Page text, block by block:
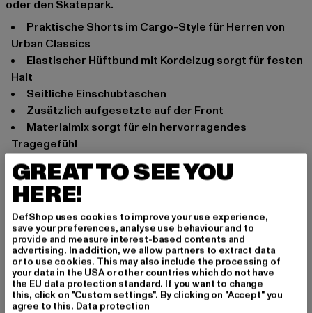
oder den Skatepark.
Praktische Shorts im Cargo-Style für Herren von
Urban Classics
Elastischer Hüftbund mit Kordelzug sorgt für festen
Halt
Seitliche Einschubtaschen
Zusätzlich aufgesetzte auf der Front
Materialmix sorgt für ein hervorragendes
Tragegefühl
Normale Passform
Anlass: Street, Alltag, Freizeit, Casual
Marke: Urban Classics
Kat.: Shorts
Farbe: schwarz
Hersteller Farbe: black
Materialzusammensetzung: 98% Baumwolle, 2%
Polyester
Art.Nr: TB4151-00007
GREAT TO SEE YOU
HERE!
DefShop uses cookies to improve your use experience,
save your preferences, analyse use behaviour and to
provide and measure interest-based contents and
advertising. In addition, we allow partners to extract data
or to use cookies. This may also include the processing of
your data in the USA or other countries which do not have
the EU data protection standard. If you want to change
this, click on "Custom settings". By clicking on "Accept" you
agree to this. Data protection